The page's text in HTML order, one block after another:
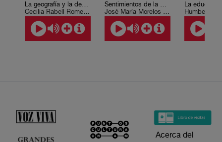
La geografía y la demografía
Cecilia Rabell Romero, Irasema Alcántara
Sentimientos de la Nación
José María Morelos y Pavón
La
Acerca del